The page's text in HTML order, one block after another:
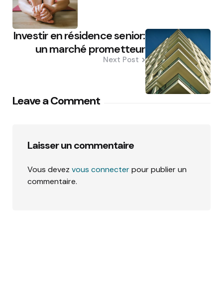
Investir en résidence senior:
un marché prometteur
Next Post
Leave a Comment
Laisser un commentaire
Vous devez vous connecterpour publier un
commentaire.